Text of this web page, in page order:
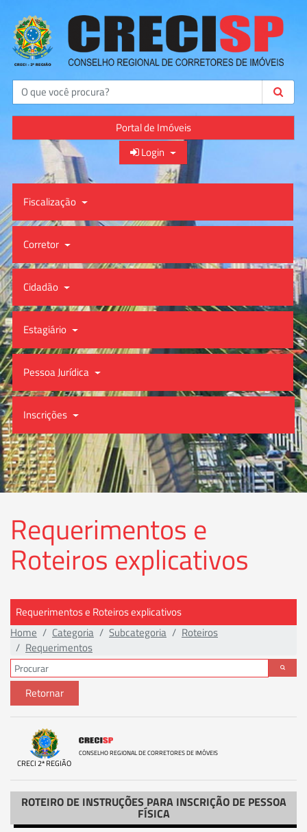
Buscar
Portal de Imóveis
Login
Fiscalização
Corretor
Cidadão
Estagiário
Pessoa Jurídica
Inscrições
Requerimentos e
Roteiros explicativos
Requerimentos e Roteiros explicativos
Home
Categoria Subcategoria
Roteiros
Requerimentos
Retornar
CRECI 2ª REGIÃO
CONSELHO REGIONAL DE CORRETORES DE IMÓVEIS
ROTEIRO DE INSTRUÇÕES PARA INSCRIÇÃO DE PESSOA
FÍSICA